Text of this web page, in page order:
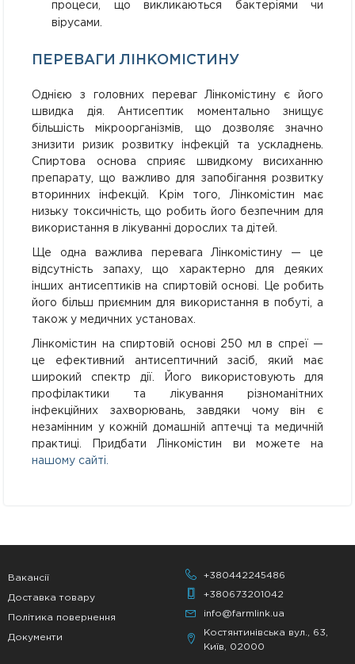
процеси, що викликаються бактеріями чи
вірусами.
ПЕРЕВАГИ ЛІНКОМІСТИНУ
Однією з головних переваг Лінкомістину є його
швидка дія. Антисептик моментально знищує
більшість мікроорганізмів, що дозволяє значно
знизити ризик розвитку інфекцій та ускладнень.
Спиртова основа сприяє швидкому висиханню
препарату, що важливо для запобігання розвитку
вторинних інфекцій. Крім того, Лінкомістин має
низьку токсичність, що робить його безпечним для
використання в лікуванні дорослих та дітей.
Ще одна важлива перевага Лінкомістину — це
відсутність запаху, що характерно для деяких
інших антисептиків на спиртовій основі. Це робить
його більш приємним для використання в побуті, а
також у медичних установах.
Лінкомістин на спиртовій основі 250 мл в спреї —
це ефективний антисептичний засіб, який має
широкий спектр дії. Його використовують для
профілактики та лікування різноманітних
інфекційних захворювань, завдяки чому він є
незамінним у кожній домашній аптечці та медичній
практиці. Придбати Лінкомістин ви можете на
нашому сайті.
Вакансії
Доставка товару
Політика повернення
Документи
+380442245486
+380673201042
info@farmlink.ua
Костянтинівська вул., 63,
Київ, 02000